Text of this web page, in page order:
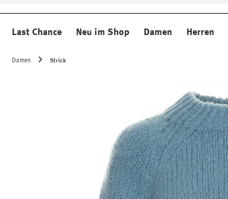
Last Chance Neu im Shop Damen Herren
Damen Strick